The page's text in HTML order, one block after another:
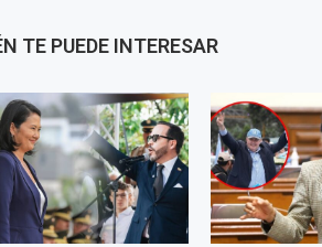
TE PUEDE INTERESAR